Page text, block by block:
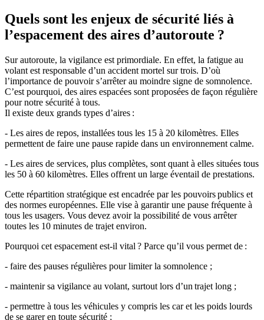
Quels sont les enjeux de sécurité liés à
l’espacement des aires d’autoroute ?
Sur autoroute, la vigilance est primordiale. En effet, la fatigue au
volant est responsable d’un accident mortel sur trois. D’où
l’importance de pouvoir s’arrêter au moindre signe de somnolence.
C’est pourquoi, des aires espacées sont proposées de façon régulière
pour notre sécurité à tous.
Il existe deux grands types d’aires :
- Les aires de repos, installées tous les 15 à 20 kilomètres. Elles
permettent de faire une pause rapide dans un environnement calme.
- Les aires de services, plus complètes, sont quant à elles situées tous
les 50 à 60 kilomètres. Elles offrent un large éventail de prestations.
Cette répartition stratégique est encadrée par les pouvoirs publics et
des normes européennes. Elle vise à garantir une pause fréquente à
tous les usagers. Vous devez avoir la possibilité de vous arrêter
toutes les 10 minutes de trajet environ.
Pourquoi cet espacement est-il vital ? Parce qu’il vous permet de :
- faire des pauses régulières pour limiter la somnolence ;
- maintenir sa vigilance au volant, surtout lors d’un trajet long ;
- permettre à tous les véhicules y compris les car et les poids lourds
de se garer en toute sécurité ;